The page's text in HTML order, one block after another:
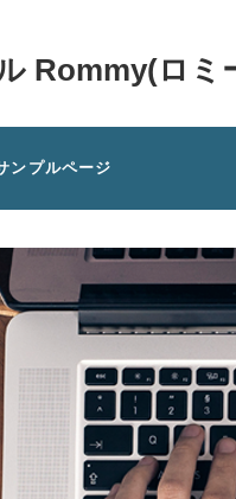
Rommy(ロミ
ンプルページ